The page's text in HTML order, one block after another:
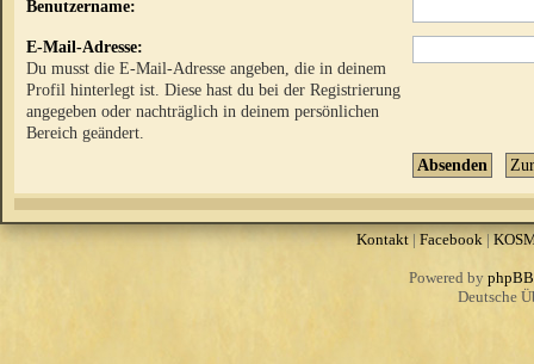
Benutzername:
E-Mail-Adresse:
Du musst die E-Mail-Adresse angeben, die in deinem
Profil hinterlegt ist. Diese hast du bei der Registrierung
angegeben oder nachträglich in deinem persönlichen
Bereich geändert.
Kontakt| Facebook |
Powered by phpBB
Deutsche